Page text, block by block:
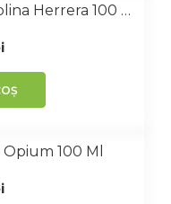
Parfum Barbati Similar Carolina Herrera 100 Ml
100 Ml